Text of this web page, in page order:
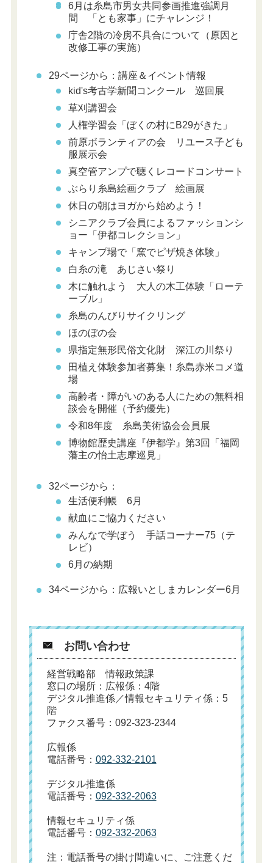
6月は糸島市男女共同参画推進強調月
間 「とも家事」にチャレンジ！
庁舎2階の冷房不具合について（原因と
改修工事の実施）
29ページから：講座＆イベント情報
kid's考古学新聞コンクール 巡回展
草刈講習会
人権学習会「ぼくの村にB29がきた」
前原ボランティアの会 リユース子ども
服展示会
真空管アンプで聴くレコードコンサート
ぶらり糸島絵画クラブ 絵画展
休日の朝はヨガから始めよう！
シニアクラブ会員によるファッションシ
ョー「伊都コレクション」
キャンプ場で「窯でピザ焼き体験」
白糸の滝 あじさい祭り
木に触れよう 大人の木工体験「ローテ
ーブル」
糸島のんびりサイクリング
ほのぼの会
県指定無形民俗文化財 深江の川祭り
田植え体験参加者募集！糸島赤米コメ道
場
高齢者・障がいのある人にための無料相
談会を開催（予約優先）
令和8年度 糸島美術協会会員展
博物館歴史講座『伊都学』第3回「福岡
藩主の怡土志摩巡見」
32ページから：
生活便利帳 6月
献血にご協力ください
みんなで学ぼう 手話コーナー75（テ
レビ）
6月の納期
34ページから：広報いとしまカレンダー6月
お問い合わせ
経営戦略部 情報政策課
窓口の場所：広報係：4階
デジタル推進係／情報セキュリティ係：5
階
ファクス番号：092-323-2344
広報係
電話番号： 092-332-2101
デジタル推進係
電話番号： 092-332-2063
情報セキュリティ係
電話番号： 092-332-2063
注：電話番号の掛け間違いに、ご注意くだ